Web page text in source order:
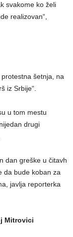
svakome ko želi
realizovan“,
šetnja, na
iz Srbije“.
u tom mestu
drugi
dan greške u čitavh
da bude koban za
javlja reporterka
Mitrovici